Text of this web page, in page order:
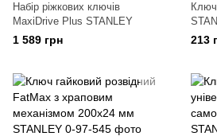
Набір ріжкових ключів
MaxiDrive Plus STANLEY
1 589 грн 213